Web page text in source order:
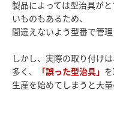
製品によっては型治具が
いものもあるため、
間違えないよう型番で管理
しかし、実際の取り付け
多く、
「誤った型治具」
生産を始めてしまうと大